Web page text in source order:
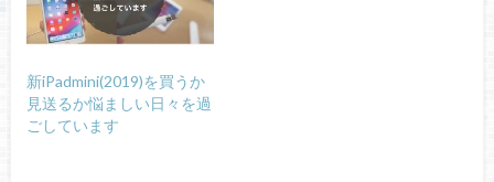
新iPadmini(2019)を買うか
見送るか悩ましい日々を過
ごしています